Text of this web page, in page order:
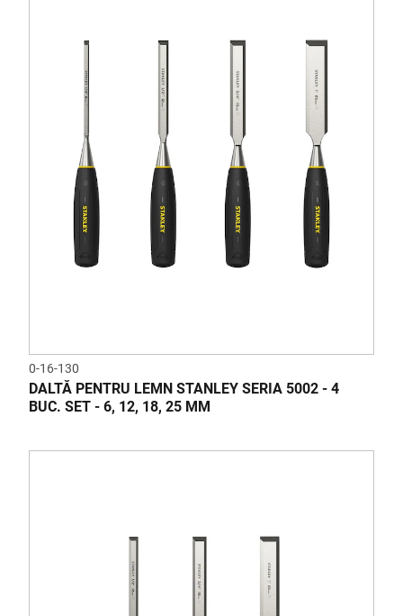
0-16-130
DALTĂ PENTRU LEMN STANLEY SERIA 5002 - 4
BUC. SET - 6, 12, 18, 25 MM